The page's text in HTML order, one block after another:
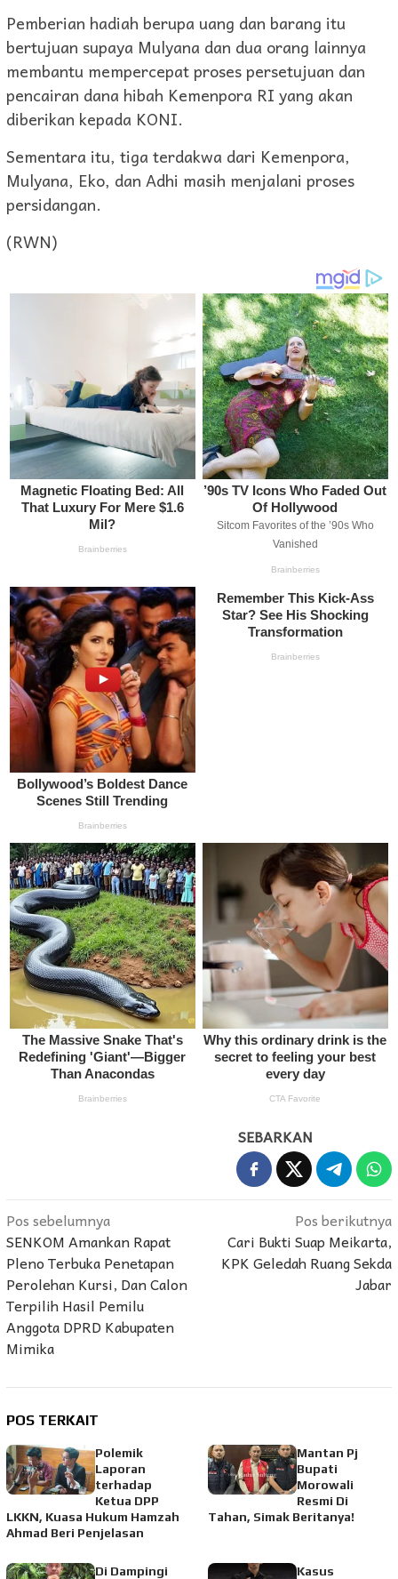
Pemberian hadiah berupa uang dan barang itu
bertujuan supaya Mulyana dan dua orang lainnya
membantu mempercepat proses persetujuan dan
pencairan dana hibah Kemenpora RI yang akan
diberikan kepada KONI.
Sementara itu, tiga terdakwa dari Kemenpora,
Mulyana, Eko, dan Adhi masih menjalani proses
persidangan.
(RWN)
SEBARKAN
Navigasi
pos
Pos sebelumnya
SENKOM Amankan Rapat
Pleno Terbuka Penetapan
Perolehan Kursi, Dan Calon
Terpilih Hasil Pemilu
Anggota DPRD Kabupaten
Mimika
Pos berikutnya
Cari Bukti Suap Meikarta,
KPK Geledah Ruang Sekda
Jabar
POS TERKAIT
Polemik
Laporan
terhadap
Ketua DPP
LKKN, Kuasa Hukum Hamzah
Ahmad Beri Penjelasan
Mantan Pj
Bupati
Morowali
Resmi Di
Tahan, Simak Beritanya!
Di Dampingi Kasus